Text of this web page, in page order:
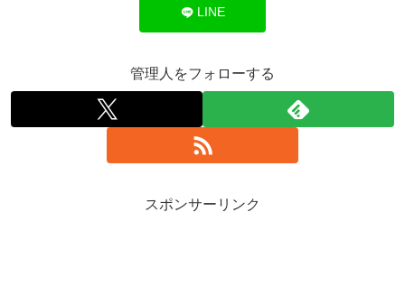
LINE
管理人をフォローする
スポンサーリンク